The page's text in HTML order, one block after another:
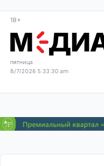
18+
пятница
8/7/2026 5:33:30 am